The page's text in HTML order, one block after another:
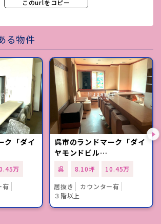
このurlをコピー
る物件
ク「ダイ
万
有
呉市のランドマーク「ダイ
ヤモンドビル…
呉 8.10坪
10.45万
居抜き
カウンター有
３階以上